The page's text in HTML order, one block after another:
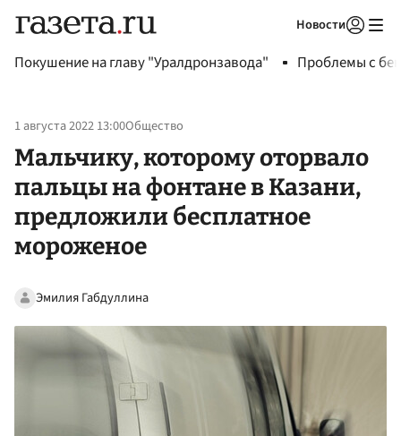
Новости
Покушение на главу "Уралдронзавода" Проблемы с
1 августа 2022 13:00Общество
Мальчику, которому оторвало
пальцы на фонтане в Казани,
предложили бесплатное
мороженое
Эмилия Габдуллина